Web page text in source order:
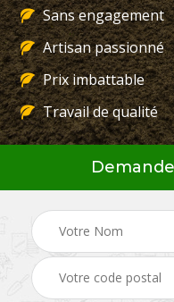
Sans engagement
Artisan passionné
Prix imbattable
Travail de qualité